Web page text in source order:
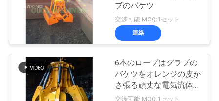
ブのバケツ
交渉可能 MOQ:1セット
連絡
6本のロープはグラブの
バケツをオレンジの皮か
さ張る頑丈な電気流体式
の貨物伸ばす
交渉可能 MOQ:1セット